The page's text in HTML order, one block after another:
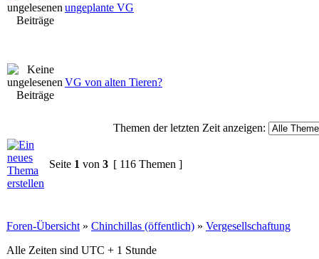
ungeplante VG
VG von alten Tieren?
Themen der letzten Zeit anzeigen:
Seite 1 von 3 [ 116 Themen ]
Foren-Übersicht » Chinchillas (öffentlich) » Vergesellschaftung
Alle Zeiten sind UTC + 1 Stunde